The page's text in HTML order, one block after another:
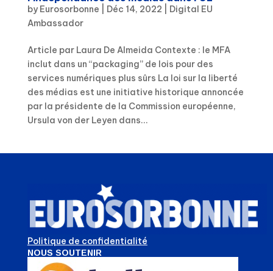
by Eurosorbonne Déc 14, 2022
Digital EU
Ambassador
Article par Laura De Almeida Contexte : le MFA
inclut dans un “packaging” de lois pour des
services numériques plus sûrs La loi sur la liberté
des médias est une initiative historique annoncée
par la présidente de la Commission européenne,
Ursula von der Leyen dans...
Politique de confidentialité
NOUS SOUTENIR